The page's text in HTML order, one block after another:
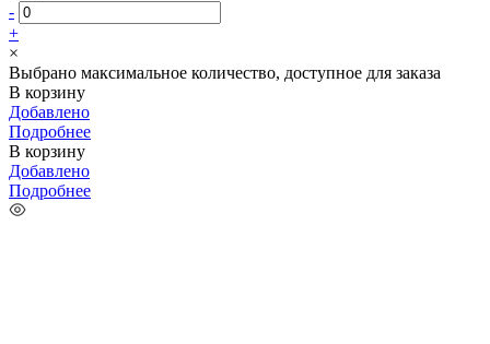
-
+
×
Выбрано максимальное количество, доступное для заказа
В корзину
Добавлено
Подробнее
В корзину
Добавлено
Подробнее